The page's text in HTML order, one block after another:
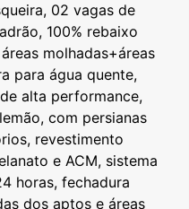
02 vagas de
100% rebaixo
molhadas+áreas
para água quente,
alta performance,
com persianas
revestimento
e ACM, sistema
horas, fechadura
dos aptos e áreas